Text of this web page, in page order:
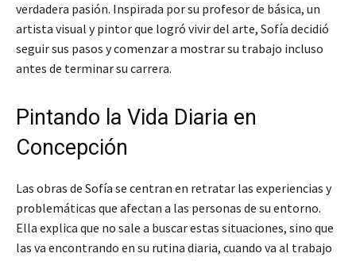
verdadera pasión. Inspirada por su profesor de básica, un
artista visual y pintor que logró vivir del arte, Sofía decidió
seguir sus pasos y comenzar a mostrar su trabajo incluso
antes de terminar su carrera.
Pintando la Vida Diaria en
Concepción
Las obras de Sofía se centran en retratar las experiencias y
problemáticas que afectan a las personas de su entorno.
Ella explica que no sale a buscar estas situaciones, sino que
las va encontrando en su rutina diaria, cuando va al trabajo